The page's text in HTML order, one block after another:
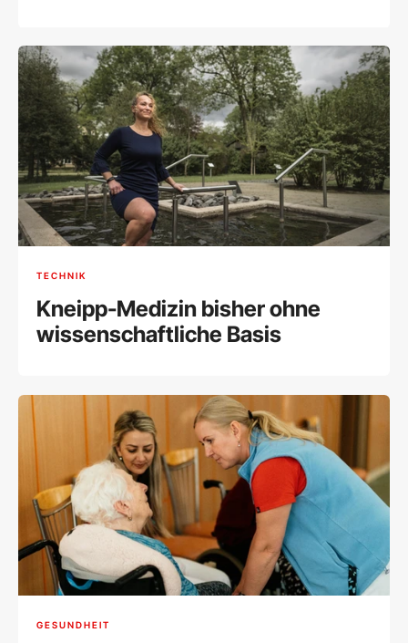
TECHNIK
Kneipp-Medizin bisher ohne
wissenschaftliche Basis
GESUNDHEIT